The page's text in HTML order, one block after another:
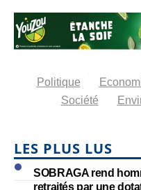
Politique
Société
LES PLUS LUS
SOBRAGA rend
retraités par une